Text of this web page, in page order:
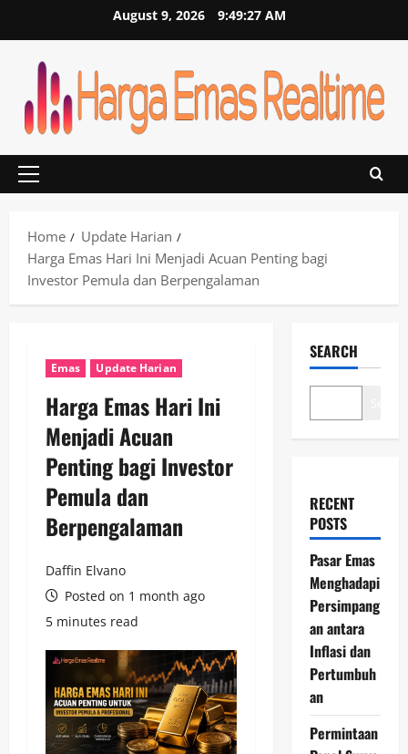
August 9, 2026 9:49:28 AM
Primary
Home
Update Harian
Harga Emas Hari Ini Menjadi Acuan Penting bagi
Investor Pemula dan Berpengalaman
Emas Update Harian
Harga Emas Hari Ini
Menjadi Acuan
Penting bagi Investor
Pemula dan
Berpengalaman
Daffin Elvano
Posted on 1 month ago
5 minutes read
SEARCH
RECENT
POSTS
Pasar Emas
Menghadapi
Persimpang
an antara
Inflasi dan
Pertumbuh
an
Permintaan